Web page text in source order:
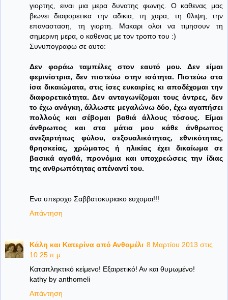
γιορτης, ειναι μια μερα δυνατης φωνης. Ο καθενας μας
βιωνει διαφορετικα την αδικια, τη χαρα, τη θλιψη, την
επανασταση, τη γιορτη. Μακαρι ολοι να τιμησουν τη
σημερινη μερα, ο καθενας με τον τροπο του :)
Συνυπογραφω σε αυτο:
Δεν φοράω ταμπέλες στον εαυτό μου. Δεν είμαι
φεμινίστρια, δεν πιστεύω στην ισότητα. Πιστεύω στα
ίσα δικαιώματα, στις ίσες ευκαιρίες κι αποδέχομαι την
διαφορετικότητα. Δεν ανταγωνίζομαι τους άντρες, δεν
το έχω ανάγκη, άλλωστε μεγαλώνω δύο, έχω αγαπήσει
πολλούς και σέβομαι βαθιά άλλους τόσους. Είμαι
άνθρωπος και στα μάτια μου κάθε άνθρωπος
ανεξαρτήτως φύλου, σεξουαλικότητας, εθνικότητας,
θρησκείας, χρώματος ή ηλικίας έχει δικαίωμα σε
βασικά αγαθά, προνόμια και υποχρεώσεις την ίδιας
της ανθρωπότητας απέναντί του.
Ενα υπεροχο Σαββατοκυριακο ευχομαι!!!
Απάντηση
Κάλη και Κατερίνα από Ανθομέλι 8 Μαρτίου 2013 στις
10:25 π.μ.
Καταπληκτικό κείμενο! Εξαιρετικό! Αν και θυμωμένο!
kathy by anthomeli
Απάντηση